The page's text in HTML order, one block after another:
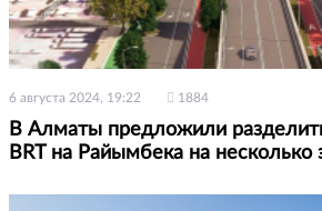
6 августа 2024, 19:22 1884
В Алматы предложили
BRT на Райымбека на несколько